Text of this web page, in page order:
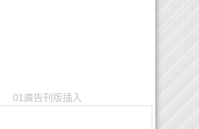
01廣告刊版插入